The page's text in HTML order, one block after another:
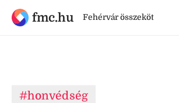
fmc.hu Fehérvár összeköt
#honvédség